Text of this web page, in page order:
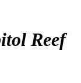
Reef